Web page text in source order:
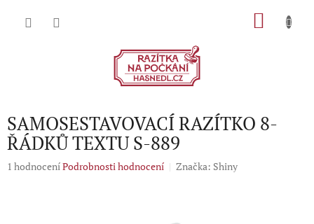
SAMOSESTAVOVACÍ RAZÍTKO 8-
ŘÁDKŮ TEXTU S-889
Průměrné
1 hodnoceníPodrobnosti hodnocení Značka: Shiny